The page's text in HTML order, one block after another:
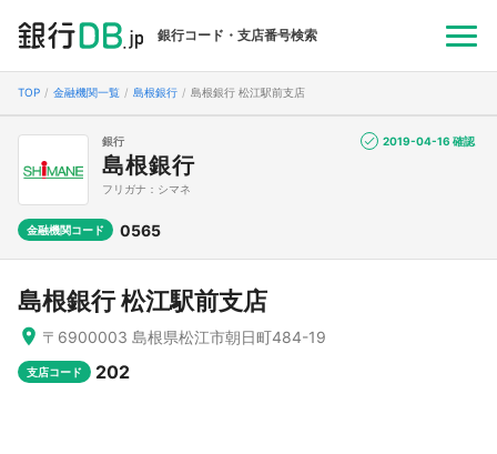
銀行コード・支店番号検索
TOP 金融機関一覧 島根銀行 島根銀行 松江駅前支店
銀行
島根銀行
フリガナ：シマネ
金融機関コード 0565
2019-04-16 確認
島根銀行 松江駅前支店
〒6900003 島根県松江市朝日町484-19
支店コード 202